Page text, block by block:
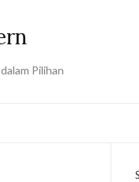
Pilihan